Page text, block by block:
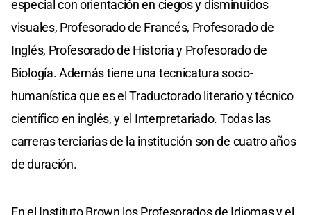
especial con orientación en ciegos y disminuidos
visuales, Profesorado de Francés, Profesorado de
Inglés, Profesorado de Historia y Profesorado de
Biología. Además tiene una tecnicatura socio-
humanística que es el Traductorado literario y técnico
científico en inglés, y el Interpretariado. Todas las
carreras terciarias de la institución son de cuatro años
de duración.
En el Instituto Brown los Profesorados de Idiomas y el